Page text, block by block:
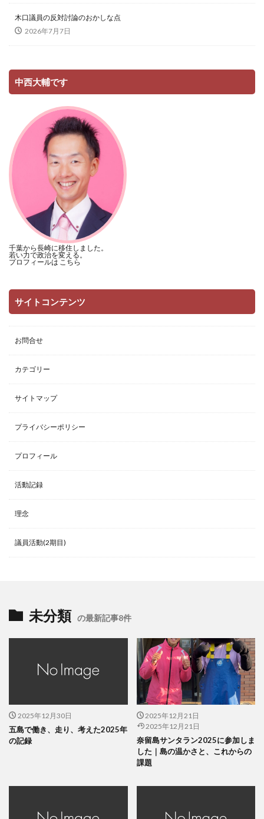
木口議員の反対討論のおかしな点
2026年7月7日
中西大輔です
千葉から長崎に移住しました。
若い力で政治を変える。
プロフィールは こちら
サイトコンテンツ
お問合せ
カテゴリー
サイトマップ
プライバシーポリシー
プロフィール
活動記録
理念
議員活動(2期目)
未分類 の最新記事8件
2025年12月30日
五島で働き、走り、考えた2025年
の記録
2025年12月21日
2025年12月21日
奈留島サンタラン2025に参加しま
した｜島の温かさと、これからの
課題